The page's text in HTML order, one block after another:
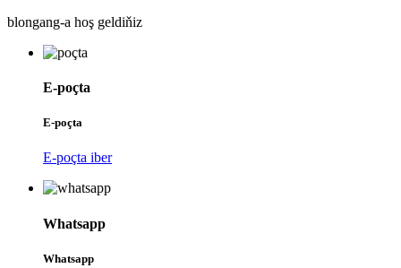
blongang-a hoş geldiňiz
E-poçta
E-poçta
E-poçta iber
Whatsapp
Whatsapp